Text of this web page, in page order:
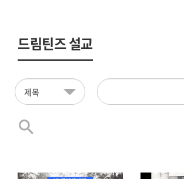
드림틴즈 설교